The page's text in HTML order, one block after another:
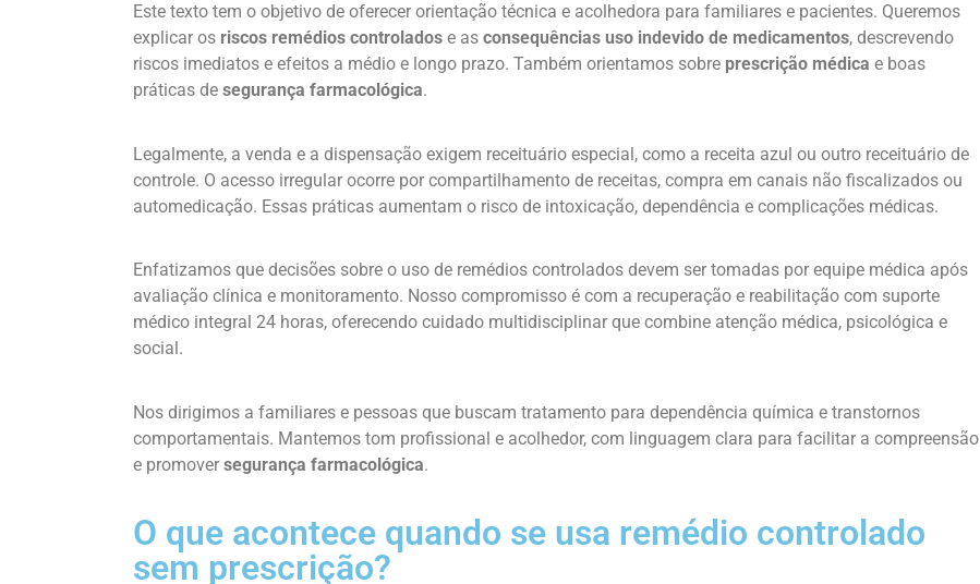
Este texto tem o objetivo de oferecer orientação técnica e acolhedora para familiares e pacientes. Queremos
explicar os riscos remédios controlados e as consequências uso indevido de medicamentos, descrevendo
riscos imediatos e efeitos a médio e longo prazo. Também orientamos sobre prescrição médica e boas
práticas de segurança farmacológica.
Legalmente, a venda e a dispensação exigem receituário especial, como a receita azul ou outro receituário de
controle. O acesso irregular ocorre por compartilhamento de receitas, compra em canais não fiscalizados ou
automedicação. Essas práticas aumentam o risco de intoxicação, dependência e complicações médicas.
Enfatizamos que decisões sobre o uso de remédios controlados devem ser tomadas por equipe médica após
avaliação clínica e monitoramento. Nosso compromisso é com a recuperação e reabilitação com suporte
médico integral 24 horas, oferecendo cuidado multidisciplinar que combine atenção médica, psicológica e
social.
Nos dirigimos a familiares e pessoas que buscam tratamento para dependência química e transtornos
comportamentais. Mantemos tom profissional e acolhedor, com linguagem clara para facilitar a compreensão
e promover segurança farmacológica.
O que acontece quando se usa remédio controlado
sem prescrição?